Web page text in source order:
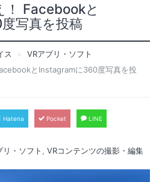
！ Facebookと
写真を投稿
ス
VRアプリ・ソフト
とInstagramに360度写真を投
Hatena Pocket LINE
リ・ソフト VRコンテンツの撮影・編集